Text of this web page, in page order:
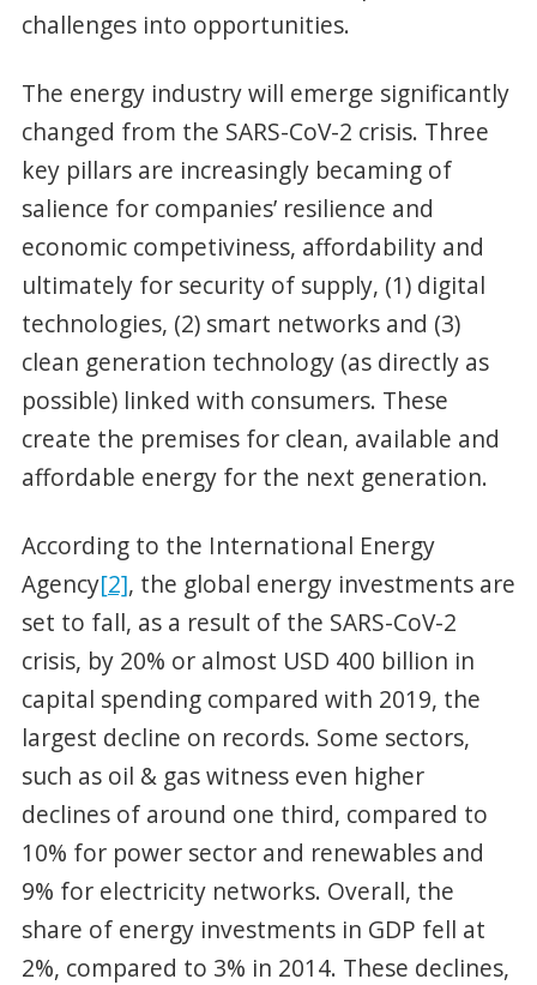
challenges into opportunities.
The energy industry will emerge significantly
changed from the SARS-CoV-2 crisis. Three
key pillars are increasingly becaming of
salience for companies’ resilience and
economic competiviness, affordability and
ultimately for security of supply, (1) digital
technologies, (2) smart networks and (3)
clean generation technology (as directly as
possible) linked with consumers. These
create the premises for clean, available and
affordable energy for the next generation.
According to the International Energy
Agency[2], the global energy investments are
set to fall, as a result of the SARS-CoV-2
crisis, by 20% or almost USD 400 billion in
capital spending compared with 2019, the
largest decline on records. Some sectors,
such as oil & gas witness even higher
declines of around one third, compared to
10% for power sector and renewables and
9% for electricity networks. Overall, the
share of energy investments in GDP fell at
2%, compared to 3% in 2014. These declines,